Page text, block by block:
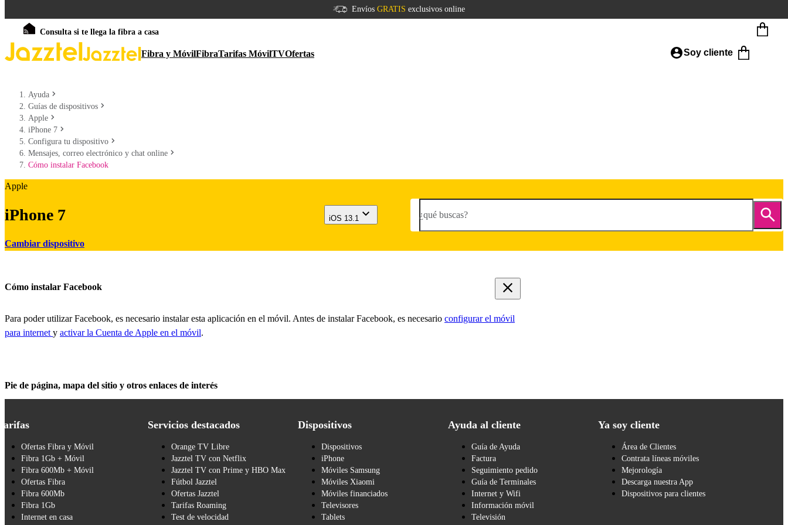
Envíos GRATIS exclusivos online
Consulta si te llega la fibra a casa
Fibra y MóvilFibraTarifas MóvilTVOfertas Soy cliente
Ayuda
Guías de dispositivos
Apple
iPhone 7
Configura tu dispositivo
Mensajes, correo electrónico y chat online
Cómo instalar Facebook
Apple
iPhone 7
Cambiar dispositivo
iOS 13.1 ¿qué buscas?
Cómo instalar Facebook
Para poder utilizar Facebook, es necesario instalar esta aplicación en el móvil. Antes de instalar Facebook, es necesario configurar el móvil
para internet y activar la Cuenta de Apple en el móvil.
Pie de página, mapa del sitio y otros enlaces de interés
Ofertas Fibra y Móvil
Fibra 1Gb + Móvil
Fibra 600Mb + Móvil
Ofertas Fibra
Fibra 600Mb
Fibra 1Gb
Internet en casa
Servicios destacados
Orange TV Libre
Jazztel TV con Netflix
Jazztel TV con Prime y HBO Max
Fútbol Jazztel
Ofertas Jazztel
Tarifas Roaming
Test de velocidad
Dispositivos
Dispositivos
iPhone
Móviles Samsung
Móviles Xiaomi
Móviles financiados
Televisores
Tablets
Ayuda al cliente
Guía de Ayuda
Factura
Seguimiento pedido
Guía de Terminales
Internet y Wifi
Información móvil
Televisión
Ya soy cliente
Área de Clientes
Contrata líneas móviles
Mejorología
Descarga nuestra App
Dispositivos para clientes